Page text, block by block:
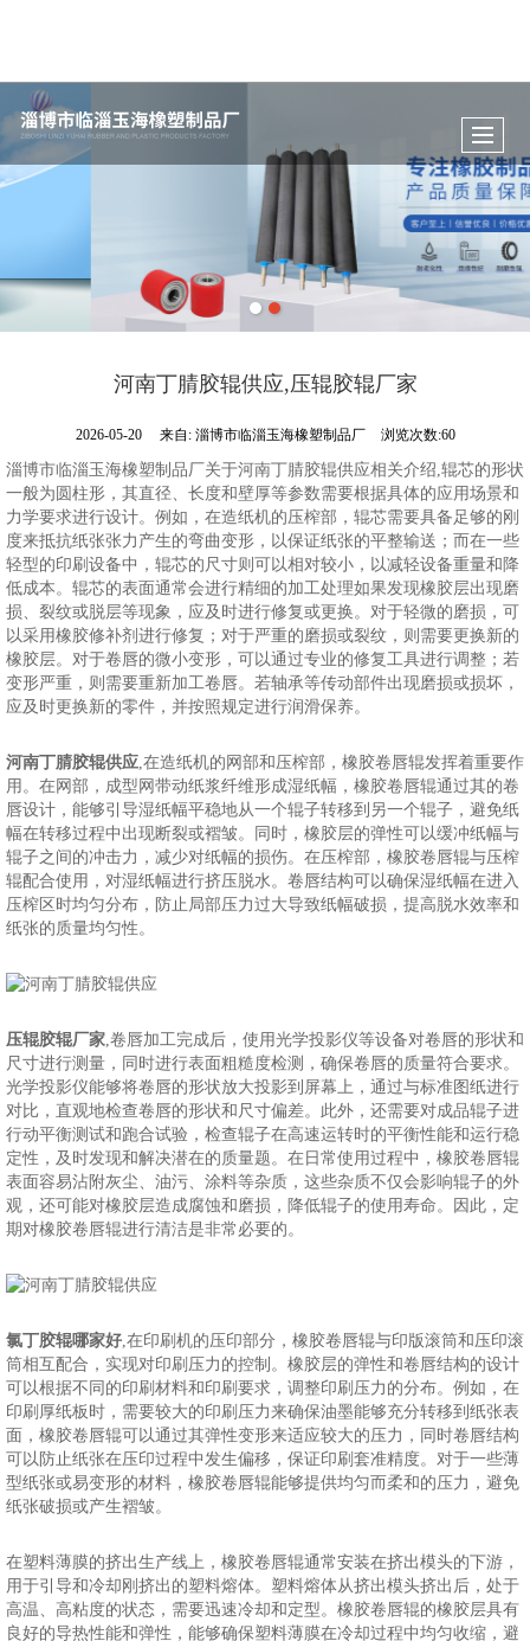
河南丁腈胶辊供应,压辊胶辊厂家
2026-05-20 来自: 淄博市临淄玉海橡塑制品厂 浏览次数:60
淄博市临淄玉海橡塑制品厂关于河南丁腈胶辊供应相关介绍,辊芯的形状
一般为圆柱形，其直径、长度和壁厚等参数需要根据具体的应用场景和
力学要求进行设计。例如，在造纸机的压榨部，辊芯需要具备足够的刚
度来抵抗纸张张力产生的弯曲变形，以保证纸张的平整输送；而在一些
轻型的印刷设备中，辊芯的尺寸则可以相对较小，以减轻设备重量和降
低成本。辊芯的表面通常会进行精细的加工处理如果发现橡胶层出现磨
损、裂纹或脱层等现象，应及时进行修复或更换。对于轻微的磨损，可
以采用橡胶修补剂进行修复；对于严重的磨损或裂纹，则需要更换新的
橡胶层。对于卷唇的微小变形，可以通过专业的修复工具进行调整；若
变形严重，则需要重新加工卷唇。若轴承等传动部件出现磨损或损坏，
应及时更换新的零件，并按照规定进行润滑保养。
河南丁腈胶辊供应,在造纸机的网部和压榨部，橡胶卷唇辊发挥着重要作
用。在网部，成型网带动纸浆纤维形成湿纸幅，橡胶卷唇辊通过其的卷
唇设计，能够引导湿纸幅平稳地从一个辊子转移到另一个辊子，避免纸
幅在转移过程中出现断裂或褶皱。同时，橡胶层的弹性可以缓冲纸幅与
辊子之间的冲击力，减少对纸幅的损伤。在压榨部，橡胶卷唇辊与压榨
辊配合使用，对湿纸幅进行挤压脱水。卷唇结构可以确保湿纸幅在进入
压榨区时均匀分布，防止局部压力过大导致纸幅破损，提高脱水效率和
纸张的质量均匀性。
压辊胶辊厂家,卷唇加工完成后，使用光学投影仪等设备对卷唇的形状和
尺寸进行测量，同时进行表面粗糙度检测，确保卷唇的质量符合要求。
光学投影仪能够将卷唇的形状放大投影到屏幕上，通过与标准图纸进行
对比，直观地检查卷唇的形状和尺寸偏差。此外，还需要对成品辊子进
行动平衡测试和跑合试验，检查辊子在高速运转时的平衡性能和运行稳
定性，及时发现和解决潜在的质量题。在日常使用过程中，橡胶卷唇辊
表面容易沾附灰尘、油污、涂料等杂质，这些杂质不仅会影响辊子的外
观，还可能对橡胶层造成腐蚀和磨损，降低辊子的使用寿命。因此，定
期对橡胶卷唇辊进行清洁是非常必要的。
氯丁胶辊哪家好,在印刷机的压印部分，橡胶卷唇辊与印版滚筒和压印滚
筒相互配合，实现对印刷压力的控制。橡胶层的弹性和卷唇结构的设计
可以根据不同的印刷材料和印刷要求，调整印刷压力的分布。例如，在
印刷厚纸板时，需要较大的印刷压力来确保油墨能够充分转移到纸张表
面，橡胶卷唇辊可以通过其弹性变形来适应较大的压力，同时卷唇结构
可以防止纸张在压印过程中发生偏移，保证印刷套准精度。对于一些薄
型纸张或易变形的材料，橡胶卷唇辊能够提供均匀而柔和的压力，避免
纸张破损或产生褶皱。
在塑料薄膜的挤出生产线上，橡胶卷唇辊通常安装在挤出模头的下游，
用于引导和冷却刚挤出的塑料熔体。塑料熔体从挤出模头挤出后，处于
高温、高粘度的状态，需要迅速冷却和定型。橡胶卷唇辊的橡胶层具有
良好的导热性能和弹性，能够确保塑料薄膜在冷却过程中均匀收缩，避